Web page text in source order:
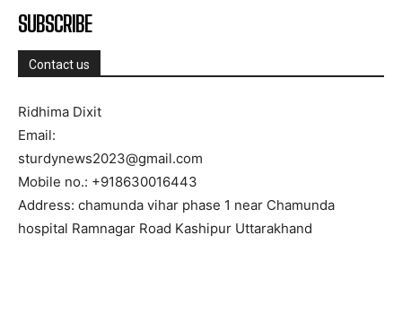
SUBSCRIBE
Contact us
Ridhima Dixit
Email:
sturdynews2023@gmail.com
Mobile no.: +918630016443
Address: chamunda vihar phase 1 near Chamunda
hospital Ramnagar Road Kashipur Uttarakhand